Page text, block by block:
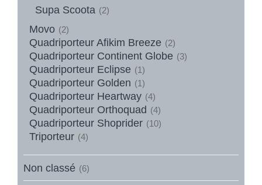
Supa Scoota (2)
Movo (2)
Quadriporteur Afikim Breeze (2)
Quadriporteur Continent Globe (3)
Quadriporteur Eclipse (1)
Quadriporteur Golden (1)
Quadriporteur Heartway (4)
Quadriporteur Orthoquad (4)
Quadriporteur Shoprider (10)
Triporteur (4)
Non classé (6)